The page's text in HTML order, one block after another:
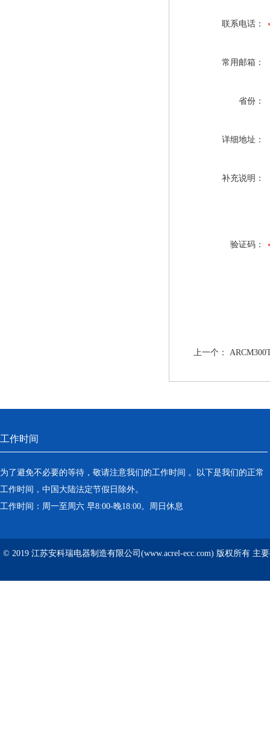
联系电话：
常用邮箱：
省份：
详细地址：
补充说明：
验证码：
上一个：
工作时间
为了避免不必要的等待，敬请注意我们的工作时间 。以下是我们的正常
工作时间，中国大陆法定节假日除外。
工作时间：周一至周六 早8:00-晚18:00。周日休息
© 2019 江苏安科瑞电器制造有限公司(www.acrel-ecc.com) 版权所有 主